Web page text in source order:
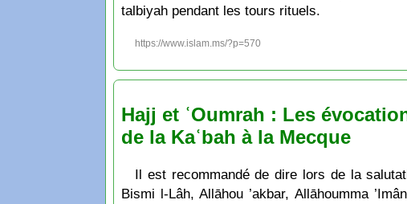
talbiyah pendant les tours rituels.
https://www.islam.ms/?p=570
Hajj et ʿOumrah : Les
de la Kaʿbah à la Mecque
Il est recommandé de dire lors de la
Bismi l-Lâh, Allāhou ’akbar, Allāhoumma